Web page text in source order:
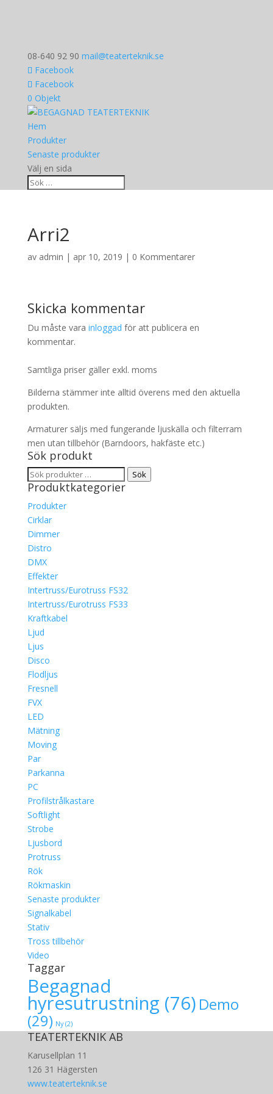
08-640 92 90 mail@teaterteknik.se
Facebook
Facebook
0 Objekt
Hem
Produkter
Senaste produkter
Välj en sida
Arri2
av admin | apr 10, 2019 | 0 Kommentarer
Skicka kommentar
Du måste vara inloggad för att publicera en
kommentar.
Samtliga priser gäller exkl. moms
Bilderna stämmer inte alltid överens med den aktuella
produkten.
Armaturer säljs med fungerande ljuskälla och filterram
men utan tillbehör (Barndoors, hakfäste etc.)
Sök produkt
Sök
efter:
Sök
Produktkategorier
Produkter
Cirklar
Dimmer
Distro
DMX
Effekter
Intertruss/Eurotruss FS32
Intertruss/Eurotruss FS33
Kraftkabel
Ljud
Ljus
Disco
Flodljus
Fresnell
FVX
LED
Mätning
Moving
Par
Parkanna
PC
Profilstrålkastare
Softlight
Strobe
Ljusbord
Protruss
Rök
Rökmaskin
Senaste produkter
Signalkabel
Stativ
Tross tillbehör
Video
Taggar
Begagnad
hyresutrustning (76) Demo
(29) Ny(2)
TEATERTEKNIK AB
Karusellplan 11
126 31 Hägersten
www.teaterteknik.se